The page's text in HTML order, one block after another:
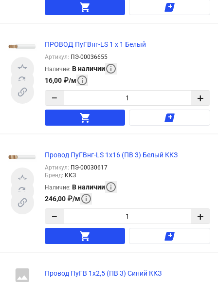
ПРОВОД ПуГВнг-LS 1 х 1 Белый
Артикул: ПЭ-00036655
Наличие: В наличии
16,00 ₽/м
− +
Провод ПуГВнг-LS 1х16 (ПВ 3) Белый ККЗ
Артикул: ПЭ-00030617
Бренд: ККЗ
Наличие: В наличии
246,00 ₽/м
− +
Провод ПуГВ 1х2,5 (ПВ 3) Синий ККЗ